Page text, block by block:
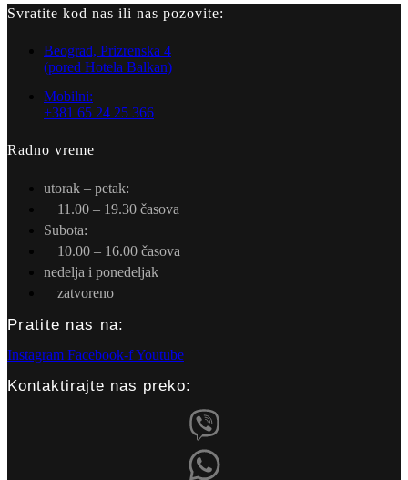
Svratite kod nas ili nas pozovite:
Beograd, Prizrenska 4
(pored Hotela Balkan)
Mobilni:
+381 65 24 25 366
Radno vreme
utorak – petak:
11.00 – 19.30 časova
Subota:
10.00 – 16.00 časova
nedelja i ponedeljak
zatvoreno
Pratite nas na:
Instagram Facebook-fYoutube
Kontaktirajte nas preko: